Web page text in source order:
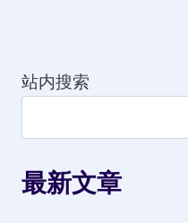
站内搜索
最新文章